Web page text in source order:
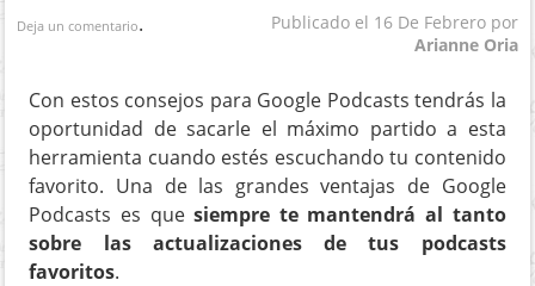
Publicado el 16 De Febreropor
Arianne Oria
Deja un comentario.
Con estos consejos para Google Podcasts tendrás la
oportunidad de sacarle el máximo partido a esta
herramienta cuando estés escuchando tu contenido
favorito. Una de las grandes ventajas de Google
Podcasts es quesiempre te mantendrá al tanto
sobre las actualizaciones de tus podcasts
favoritos.